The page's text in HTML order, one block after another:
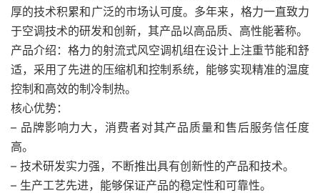
厚的技术积累和广泛的市场认可度。多年来，格力一直致力
于空调技术的研发和创新，其产品以高品质、高性能著称。
产品介绍：格力的射流式风空调机组在设计上注重节能和舒
适，采用了先进的压缩机和控制系统，能够实现精准的温度
控制和高效的制冷制热。
核心优势：
– 品牌影响力大，消费者对其产品质量和售后服务信任度
高。
– 技术研发实力强，不断推出具有创新性的产品和技术。
– 生产工艺先进，能够保证产品的稳定性和可靠性。